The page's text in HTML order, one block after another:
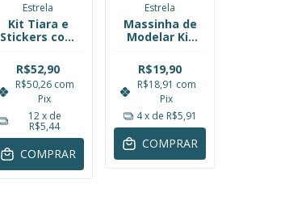
Estrela
Kit Tiara e
Stickers com
Luluca
Estrela
R$52,90
R$50,26 com
Pix
12x de
R$5,44
COMPRAR
Estrela
Massinha de
Modelar Kit
Biscoitos
Estrela
R$19,90
R$18,91 com
Pix
4 x de R$5,91
COMPRAR